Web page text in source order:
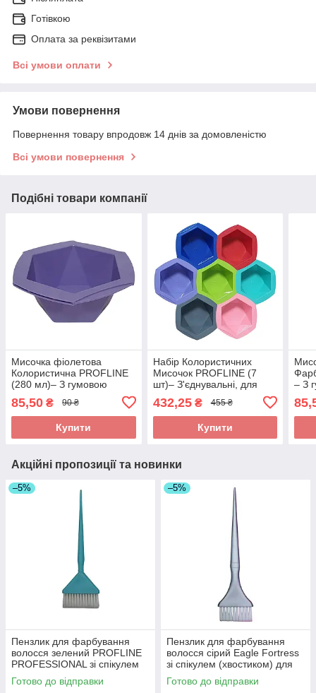
Готівкою
Оплата за реквізитами
Всі умови оплати
Умови повернення
Повернення товару впродовж 14 днів за домовленістю
Всі умови повернення
Подібні товари компанії
Мисочка фіолетова
Колористична PROFLINE
(280 мл)– З гумовою
основою, для змішування
фарби. Арт PM7V
85,50 ₴ 90 ₴
Купити
Набір Колористичних
Мисочок PROFLINE (7
шт)– З'єднувальні, для
одночасного змішування
багатьох відтінків.Арт P
432,25₴ 455 ₴
Купити
– З
Акційні пропозиції та новинки
–5%
Пензлик для фарбування
волосся зелений PROFLINE
PROFESSIONAL зі спікулем
(хвостиком) для точного
поділу пасм. Арт.: CR001
Готово до відправки
–5%
Пензлик для фарбування
волосся сірий Eagle Fortress
зі спікулем (хвостиком) для
точного поділу пасм. Арт
JPP1408-1
Готово до відправки